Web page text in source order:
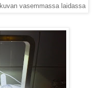
vasemmassa laidassa